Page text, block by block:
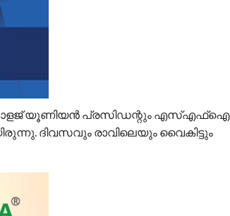
കോളജ് യൂണിയൻ പ്രസിഡന്റും എസ്എഫ്ഐ
ദിവസവും രാവിലെയും വൈകിട്ടും